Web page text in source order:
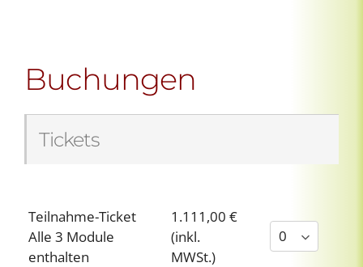
Buchungen
Tickets
Teilnahme-Ticket
Alle 3 Module
enthalten
1.111,00 €
(inkl.
MWSt.)